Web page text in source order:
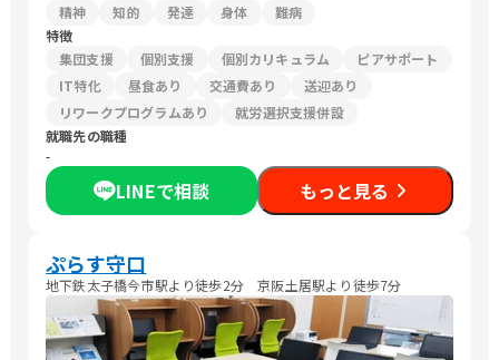
精神
知的 発達 身体
難病
特徴
集団支援
個別支援 個別カリキュラム
ピアサポート
IT特化
昼食あり 交通費あり
送迎あり
リワークプログラムあり
就労選択支援併設
就職先の職種
-
LINEで相談 もっと見る
ぷらす守口
地下鉄太子橋今市駅より徒歩2分 京阪土居駅より徒歩7分